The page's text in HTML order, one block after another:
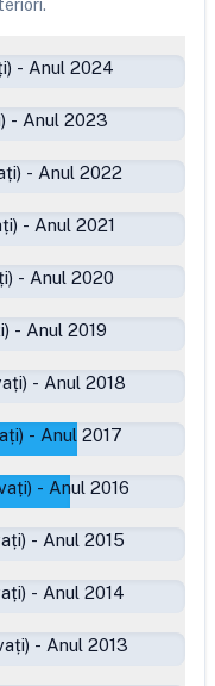
- Anul 2024
- Anul 2023
- Anul 2022
- Anul 2021
- Anul 2020
- Anul 2019
- Anul 2018
- Anul 2017
- Anul 2016
- Anul 2015
- Anul 2014
- Anul 2013